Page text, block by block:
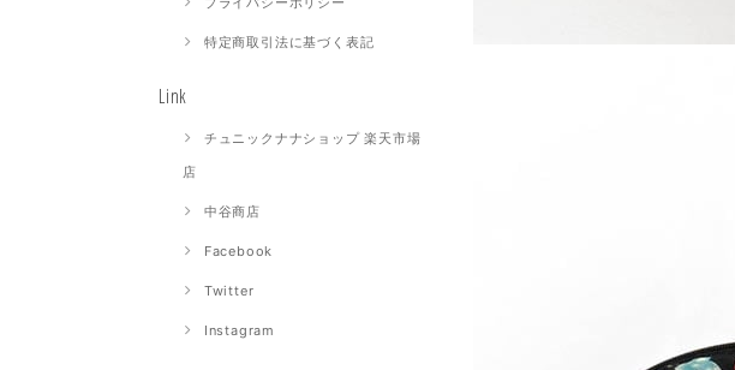
特定商取引法に基づく表記
Link
チュニックナナショップ 楽天市場
店
中谷商店
Facebook
Twitter
Instagram